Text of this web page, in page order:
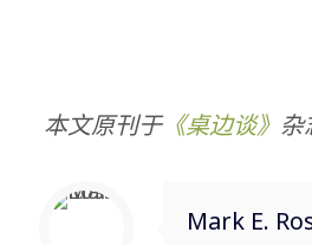
本文原刊于《桌边谈》 杂
Mark E.